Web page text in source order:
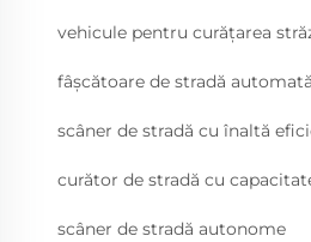
vehicule pentru curățarea
fâșcătoare de stradă automată
scâner de stradă cu înaltă
curător de stradă cu
scâner de stradă autonome